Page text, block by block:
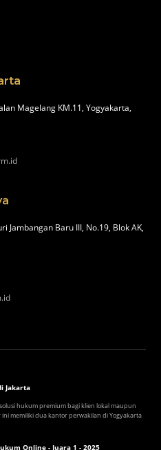
Magelang KM.11, Yogyakarta,
Jambangan Baru III, No.19, Blok AK,
Jakarta
hukum premium bagi klien lokal maupun
memiliki dua kantor perwakilan di Yogyakarta
Online - Juara 1 - 2025